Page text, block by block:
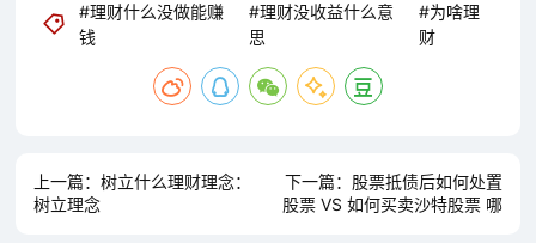
#理财什么没做能赚
钱
#理财没收益什么意
思
#为啥理
财
上一篇： 树立什么理财理念：
树立理念
下一篇： 股票抵债后如何处置
股票 VS 如何买卖沙特股票 哪